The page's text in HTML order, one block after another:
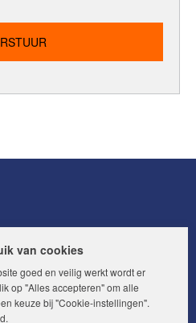
van cookies
goed en veilig werkt wordt er
op "Alles accepteren" om alle
keuze bij "Cookie-instellingen".
.